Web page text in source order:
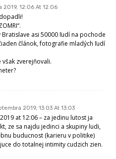
2019, 12:06 At 12:06
asi 50000 ľudí na pochode
článok, fotografie mladých ľudí
však zverejňovali.
2019, 13:03 At 13:03
at 12:06 – za jedinu lutost ja
ze sa najdu jedinci a skupiny ludi,
buducnost (karieru v politike)
do totalnej intimity cudzich zien.